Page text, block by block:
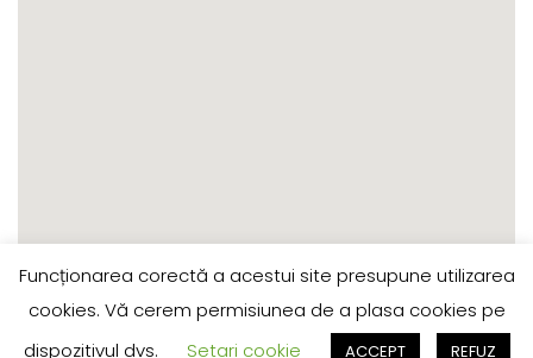
Reteaua de Transport Public Timisoara/Timis
Funcționarea corectă a acestui site presupune utilizarea
cookies. Vă cerem permisiunea de a plasa cookies pe
dispozitivul dvs.
Setari cookie ACCEPT REFUZ